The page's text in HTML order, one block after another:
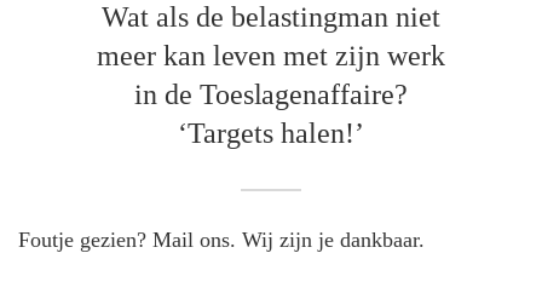
Wat als de belastingman niet
meer kan leven met zijn werk
in de Toeslagenaffaire?
‘Targets halen!’
Foutje gezien? Mail ons. Wij zijn je dankbaar.